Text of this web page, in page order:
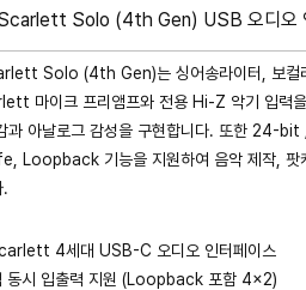
Solo (4th Gen) USB 오디오
Solo (4th Gen)는 싱어송라이터, 보컬
마이크 프리앰프와 전용 Hi-Z 악기 입
과 아날로그 감성을 구현합니다. 또한 24-
Loopback 기능을 지원하여 음악 제작, 팟
.
4세대 USB-C 오디오 인터페이스
동시 입출력 지원 (Loopback 포함 4×2)